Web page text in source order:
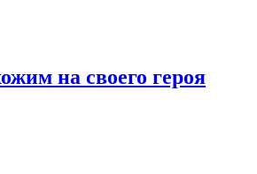
на своего героя